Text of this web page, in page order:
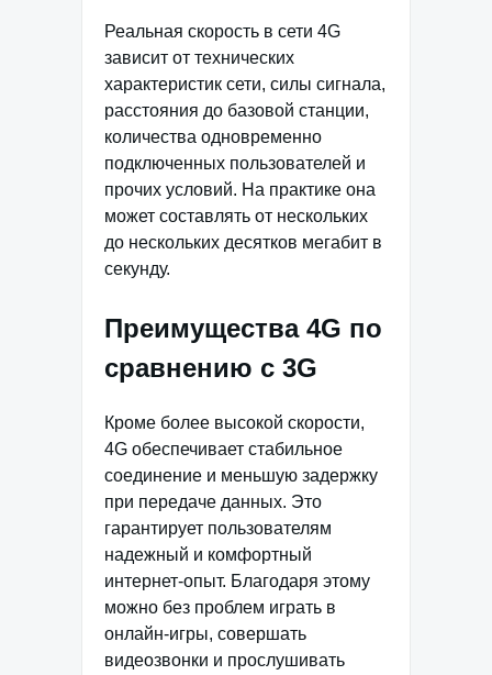
Реальная скорость в сети 4G
зависит от технических
характеристик сети, силы сигнала,
расстояния до базовой станции,
количества одновременно
подключенных пользователей и
прочих условий. На практике она
может составлять от нескольких
до нескольких десятков мегабит в
секунду.
Преимущества 4G по
сравнению с 3G
Кроме более высокой скорости,
4G обеспечивает стабильное
соединение и меньшую задержку
при передаче данных. Это
гарантирует пользователям
надежный и комфортный
интернет-опыт. Благодаря этому
можно без проблем играть в
онлайн-игры, совершать
видеозвонки и прослушивать